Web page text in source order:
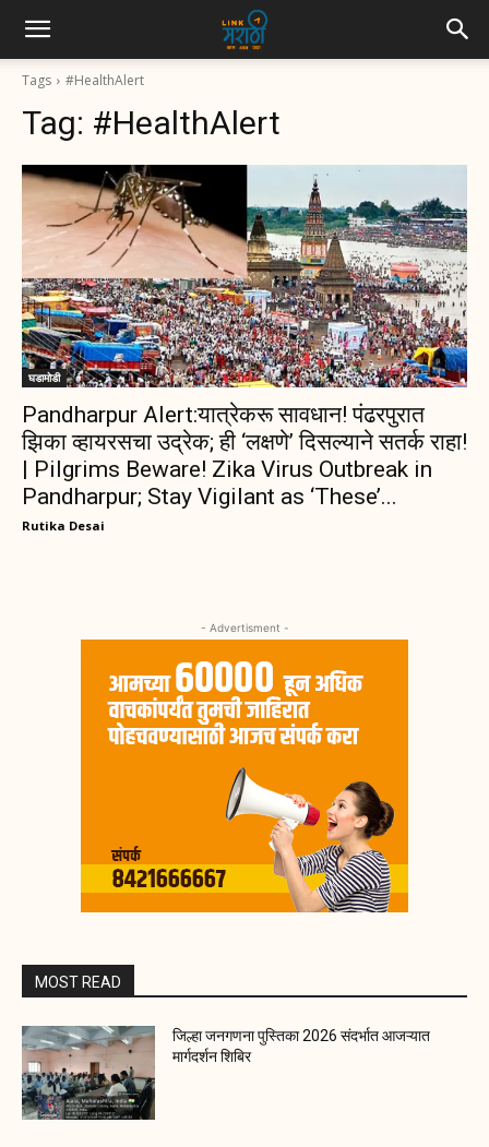
Tags #HealthAlert
Tag: #HealthAlert
घडामोडी
Pandharpur Alert:यात्रेकरू सावधान! पंढरपुरात
झिका व्हायरसचा उद्रेक; ही ‘लक्षणे’ दिसल्याने सतर्क राहा!
| Pilgrims Beware! Zika Virus Outbreak in
Pandharpur; Stay Vigilant as ‘These’...
Rutika Desai
- Advertisment -
MOST READ
जिल्हा जनगणना पुस्तिका 2026 संदर्भात आजऱ्यात
मार्गदर्शन शिबिर